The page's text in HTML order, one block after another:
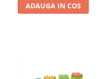
ADAUGA IN COS